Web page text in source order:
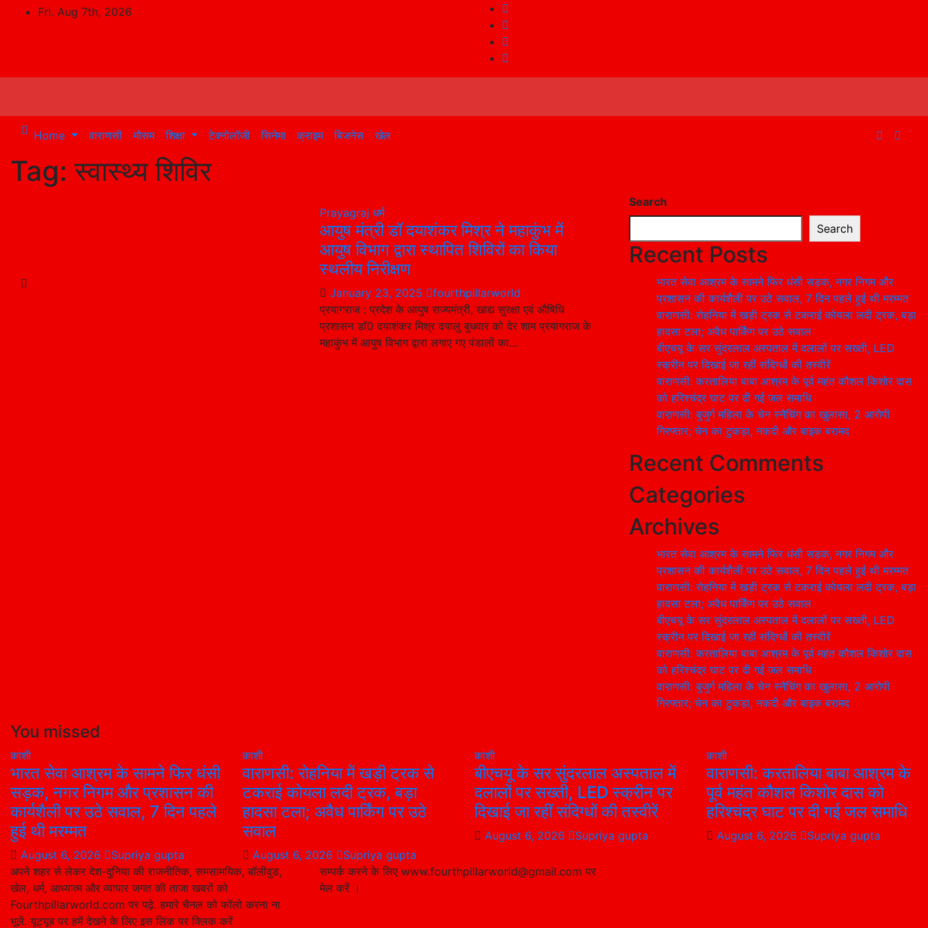
Fri. Aug 7th, 2026
Home वाराणसी मौसम शिक्षा टेक्नोलॉजी सिनेमा क्राइम बिजनेस खेल
Tag:स्वास्थ्य शिविर
Prayagraj धर्म
आयुष मंत्री डॉ दयाशंकर मिश्र ने महाकुंभ में
आयुष विभाग द्वारा स्थापित शिविरों का किया
स्थलीय निरीक्षण
January 23, 2025
fourthpillarworld
प्रयागराज : प्रदेश के आयुष राज्यमंत्री, खाद्य सुरक्षा एवं औषिधि
प्रशासन डॉ0 दयाशंकर मिश्र दयालु बुधवार को देर शाम प्रयागराज के
महाकुंभ में आयुष विभाग द्वारा लगाए गए पंडालों का…
Search
Search
Recent Posts
भारत सेवा आश्रम के सामने फिर धंसी सड़क, नगर निगम और
प्रशासन की कार्यशैली पर उठे सवाल, 7 दिन पहले हुई थी मरम्मत
वाराणसी: रोहनिया में खड़ी ट्रक से टकराई कोयला लदी ट्रक, बड़ा
हादसा टला; अवैध पार्किंग पर उठे सवाल
बीएचयू के सर सुंदरलाल अस्पताल में दलालों पर सख्ती, LED
स्क्रीन पर दिखाई जा रहीं संदिग्धों की तस्वीरें
वाराणसी: करतालिया बाबा आश्रम के पूर्व महंत कौशल किशोर दास
को हरिश्चंद्र घाट पर दी गई जल समाधि
वाराणसी: बुजुर्ग महिला के चेन स्नैचिंग का खुलासा, 2 आरोपी
गिरफ्तार; चेन का टुकड़ा, नकदी और बाइक बरामद
Recent Comments
Categories
Archives
भारत सेवा आश्रम के सामने फिर धंसी सड़क, नगर निगम और
प्रशासन की कार्यशैली पर उठे सवाल, 7 दिन पहले हुई थी मरम्मत
वाराणसी: रोहनिया में खड़ी ट्रक से टकराई कोयला लदी ट्रक, बड़ा
हादसा टला; अवैध पार्किंग पर उठे सवाल
बीएचयू के सर सुंदरलाल अस्पताल में दलालों पर सख्ती, LED
स्क्रीन पर दिखाई जा रहीं संदिग्धों की तस्वीरें
वाराणसी: करतालिया बाबा आश्रम के पूर्व महंत कौशल किशोर दास
को हरिश्चंद्र घाट पर दी गई जल समाधि
वाराणसी: बुजुर्ग महिला के चेन स्नैचिंग का खुलासा, 2 आरोपी
गिरफ्तार; चेन का टुकड़ा, नकदी और बाइक बरामद
You missed
काशी
भारत सेवा आश्रम के सामने फिर धंसी
सड़क, नगर निगम और प्रशासन की
कार्यशैली पर उठे सवाल, 7 दिन पहले
हुई थी मरम्मत
August 6, 2026 Supriya gupta
काशी
वाराणसी: रोहनिया में खड़ी ट्रक से
टकराई कोयला लदी ट्रक, बड़ा
हादसा टला; अवैध पार्किंग पर उठे
सवाल
August 6, 2026 Supriya gupta
काशी
बीएचयू के सर सुंदरलाल अस्पताल में
दलालों पर सख्ती, LED स्क्रीन पर
दिखाई जा रहीं संदिग्धों की तस्वीरें
August 6, 2026 Supriya gupta
काशी
वाराणसी: करतालिया बाबा आश्रम के
पूर्व महंत कौशल किशोर दास को
हरिश्चंद्र घाट पर दी गई जल समाधि
August 6, 2026 Supriya gupta
अपने शहर से लेकर देश-दुनिया की राजनीतिक, समसामयिक, बॉलीवुड,
खेल, धर्म, आध्यात्म और व्यापार जगत की ताजा खबरों को
Fourthpillarworld.com पर पढ़े. हमारे चैनल को फॉलो करना ना
भूलें. यूट्यूब पर हमें देखने के लिए इस लिंक पर क्लिक करें
सम्पर्क करने के लिए www.fourthpillarworld@gmail.com पर
मेल करें ।